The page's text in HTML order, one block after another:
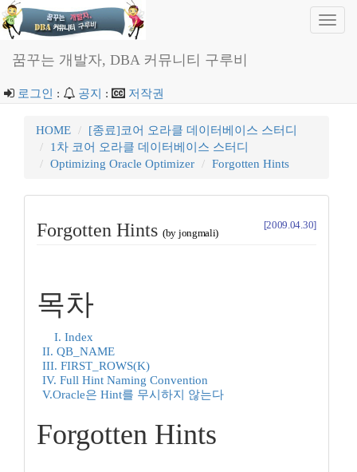
꿈꾸는 개발자, DBA 커뮤니티 구루비
로그인 : 공지 : 저작권
HOME
[종료]코어 오라클 데이터베이스 스터디
1차 코어 오라클 데이터베이스 스터디
Optimizing Oracle Optimizer
Forgotten Hints
Forgotten Hints (by jongmali)
[2009.04.30]
목차
I. Index
II. QB_NAME
III. FIRST_ROWS(K)
IV. Full Hint Naming Convention
V.Oracle은 Hint를 무시하지 않는다
Forgotten Hints